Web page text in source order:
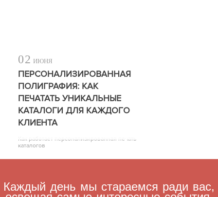
02 ИЮНЯ
ПЕРСОНАЛИЗИРОВАННАЯ
ПОЛИГРАФИЯ: КАК
ПЕЧАТАТЬ УНИКАЛЬНЫЕ
КАТАЛОГИ ДЛЯ КАЖДОГО
КЛИЕНТА
Как работает персонализированная печать
каталогов
Каждый день мы стараемся ради вас,